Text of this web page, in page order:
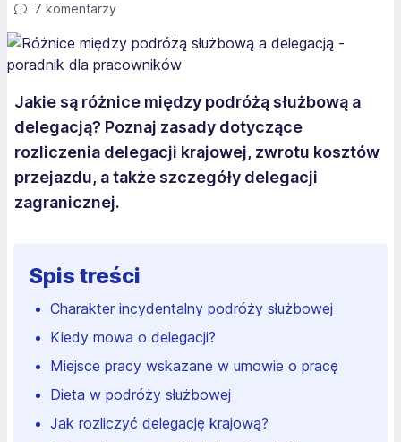
7 komentarzy
Jakie są różnice między podróżą służbową a
delegacją? Poznaj zasady dotyczące
rozliczenia delegacji krajowej, zwrotu kosztów
przejazdu, a także szczegóły delegacji
zagranicznej.
Spis treści
Charakter incydentalny podróży służbowej
Kiedy mowa o delegacji?
Miejsce pracy wskazane w umowie o pracę
Dieta w podróży służbowej
Jak rozliczyć delegację krajową?